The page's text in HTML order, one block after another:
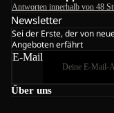
Über uns
Antworten innerhalb von 48
Newsletter
Sei der Erste, der von
Angeboten erfährt
E-Mail